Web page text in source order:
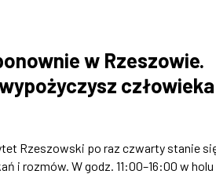
w Rzeszowie.
Rzeszowski po raz czwarty stanie
i rozmów. W godz. 11:00–16:00 w holu